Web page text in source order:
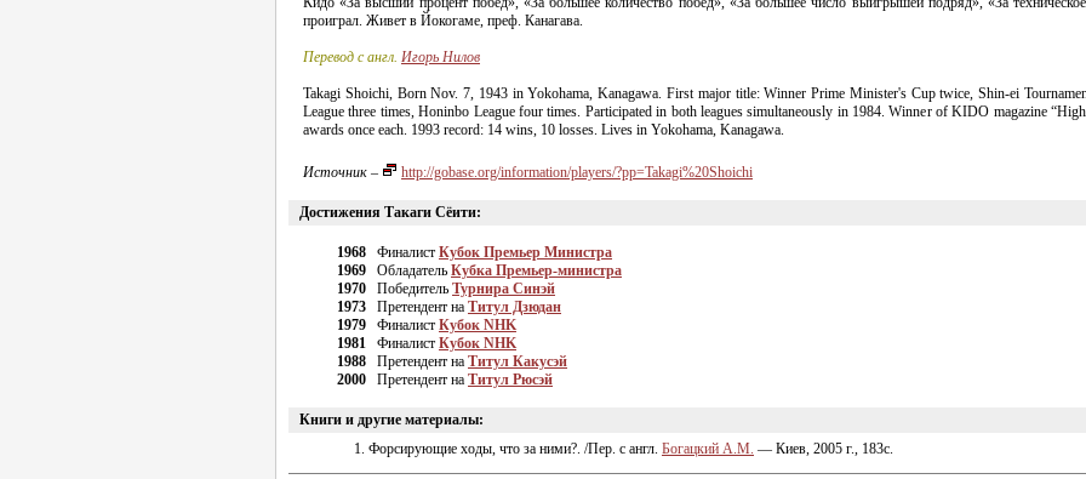
проиграл. Живет в Йокогаме, преф. Канагава.
Перевод с англ. Игорь Нилов
Takagi Shoichi, Born Nov. 7, 1943 in Yokohama, Kanagawa. First major title: Winner Prime Minister's Cup twice,Shin-ei
League three times, Honinbo League four times. Participated in both leagues simultaneously in 1984. Winner of KIDO magazine
awards once each. 1993 record: 14 wins, 10 losses. Lives in Yokohama, Kanagawa.
Источник – http://gobase.org/information/players/?pp=Takagi%20Shoichi
Достижения Такаги Сёити:
1968 Финалист Кубок Премьер Министра
1969 Обладатель Кубка Премьер-министра
1970 Победитель Турнира Синэй
1973 Претендент на Титул Дзюдан
1979 Финалист Кубок NHK
1981 Финалист Кубок NHK
1988 Претендент на Титул Какусэй
2000 Претендент на Титул Рюсэй
Книги и другие материалы:
Форсирующие ходы, что за ними?. /Пер. с англ. Богацкий А.М. — Киев, 2005 г., 183с.